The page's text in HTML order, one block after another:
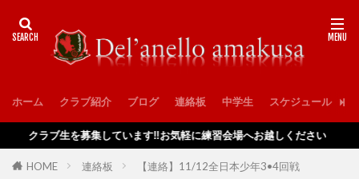
ホーム クラブ紹介 ブログ 連絡板 中学生 スケジュール
ラブ生を募集しています‼️お気軽に練習会場へお越しください
HOME 連絡板 【連絡】11/12全日本少年3•4回戦